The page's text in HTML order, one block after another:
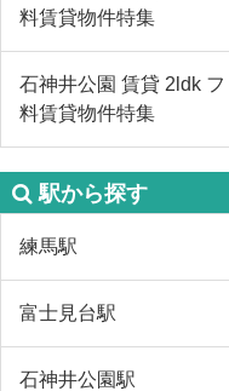
料賃貸物件特集
石神井公園 賃貸 2ldk
料賃貸物件特集
駅から探す
練馬駅
富士見台駅
石神井公園駅